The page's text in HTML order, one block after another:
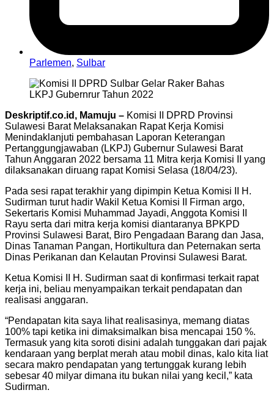
Parlemen, Sulbar
Deskriptif.co.id, Mamuju – Komisi II DPRD Provinsi
Sulawesi Barat Melaksanakan Rapat Kerja Komisi
Menindaklanjuti pembahasan Laporan Keterangan
Pertanggungjawaban (LKPJ) Gubernur Sulawesi Barat
Tahun Anggaran 2022 bersama 11 Mitra kerja Komisi II yang
dilaksanakan diruang rapat Komisi Selasa (18/04/23).
Pada sesi rapat terakhir yang dipimpin Ketua Komisi II H.
Sudirman turut hadir Wakil Ketua Komisi II Firman argo,
Sekertaris Komisi Muhammad Jayadi, Anggota Komisi II
Rayu serta dari mitra kerja komisi diantaranya BPKPD
Provinsi Sulawesi Barat, Biro Pengadaan Barang dan Jasa,
Dinas Tanaman Pangan, Hortikultura dan Peternakan serta
Dinas Perikanan dan Kelautan Provinsi Sulawesi Barat.
Ketua Komisi II H. Sudirman saat di konfirmasi terkait rapat
kerja ini, beliau menyampaikan terkait pendapatan dan
realisasi anggaran.
“Pendapatan kita saya lihat realisasinya, memang diatas
100% tapi ketika ini dimaksimalkan bisa mencapai 150 %.
Termasuk yang kita soroti disini adalah tunggakan dari pajak
kendaraan yang berplat merah atau mobil dinas, kalo kita liat
secara makro pendapatan yang tertunggak kurang lebih
sebesar 40 milyar dimana itu bukan nilai yang kecil,” kata
Sudirman.